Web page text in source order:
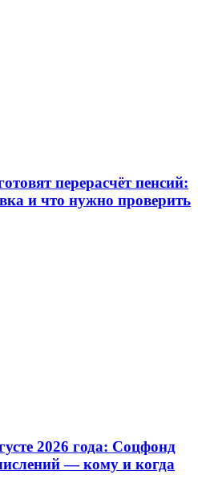
перерасчёт пенсий:
и что нужно проверить
2026 года: Соцфонд
— кому и когда